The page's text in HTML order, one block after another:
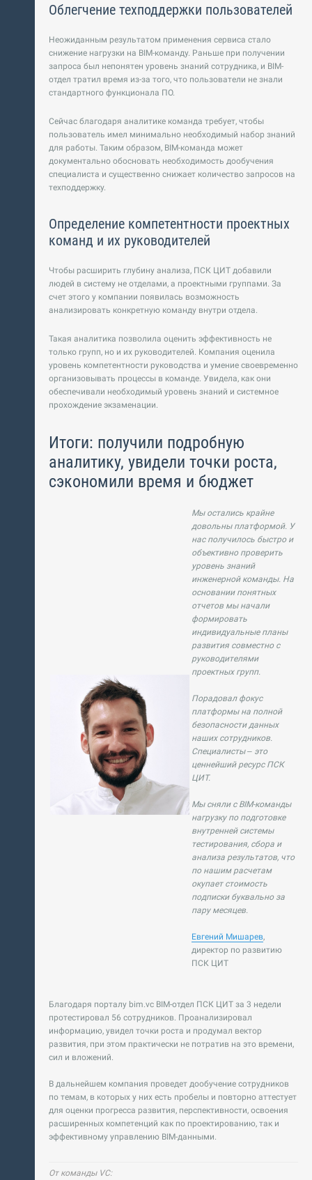
Облегчение техподдержки пользователей
Неожиданным результатом применения сервиса стало
снижение нагрузки на BIM-команду. Раньше при получении
запроса был непонятен уровень знаний сотрудника, и BIM-
отдел тратил время из-за того, что пользователи не знали
стандартного функционала ПО.
Сейчас благодаря аналитике команда требует, чтобы
пользователь имел минимально необходимый набор знаний
для работы. Таким образом, BIM-команда может
документально обосновать необходимость дообучения
специалиста и существенно снижает количество запросов на
техподдержку.
Определение компетентности проектных
команд и их руководителей
Чтобы расширить глубину анализа, ПСК ЦИТ добавили
людей в систему не отделами, а проектными группами. За
счет этого у компании появилась возможность
анализировать конкретную команду внутри отдела.
Такая аналитика позволила оценить эффективность не
только групп, но и их руководителей. Компания оценила
уровень компетентности руководства и умение своевременно
организовывать процессы в команде. Увидела, как они
обеспечивали необходимый уровень знаний и системное
прохождение экзаменации.
Итоги: получили подробную
аналитику, увидели точки роста,
сэкономили время и бюджет
Мы остались крайне
довольны платформой. У
нас получилось быстро и
объективно проверить
уровень знаний
инженерной команды. На
основании понятных
отчетов мы начали
формировать
индивидуальные планы
развития совместно с
руководителями
проектных групп.
Порадовал фокус
платформы на полной
безопасности данных
наших сотрудников.
Специалисты – это
ценнейший ресурс ПСК
ЦИТ.
Мы сняли с BIM-команды
нагрузку по подготовке
внутренней системы
тестирования, сбора и
анализа результатов, что
по нашим расчетам
окупает стоимость
подписки буквально за
пару месяцев.
Евгений Мишарев,
директор по развитию
ПСК ЦИТ
Благодаря порталу bim.vc BIM-отдел ПСК ЦИТ за 3 недели
протестировал 56 сотрудников. Проанализировал
информацию, увидел точки роста и продумал вектор
развития, при этом практически не потратив на это времени,
сил и вложений.
В дальнейшем компания проведет дообучение сотрудников
по темам, в которых у них есть пробелы и повторно аттестует
для оценки прогресса развития, перспективности, освоения
расширенных компетенций как по проектированию, так и
эффективному управлению BIM-данными.
От команды VC: